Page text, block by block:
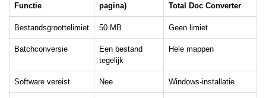
Functie
pagina)
Total Doc Converter
Bestandsgroottelimiet 50 MB Geen limiet
Batchconversie
Een bestand
tegelijk
Hele mappen
Software vereist Nee Windows-installatie